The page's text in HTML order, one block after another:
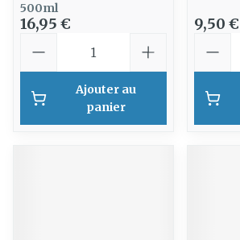
500ml
16,95 €
Ajouter au
panier
9,50 €